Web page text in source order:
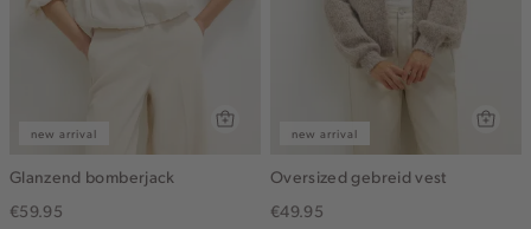
new arrival
Glanzend bomberjack
€59.95
new arrival
Oversized gebreid vest
€49.95